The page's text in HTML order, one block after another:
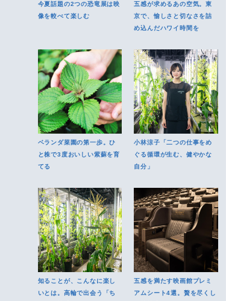
今夏話題の2つの恐竜展は映
像を較べて楽しむ
五感が求めるあの空気。東
京で、愉しさと切なさを詰
め込んだハワイ時間を
ベランダ菜園の第一歩。ひ
と株で3度おいしい紫蘇を育
てる
小林涼子「二つの仕事をめ
ぐる循環が生む、健やかな
自分」
知ることが、こんなに楽し
いとは。高輪で出会う「ち
五感を満たす映画館プレミ
アムシート4選。贅を尽くし